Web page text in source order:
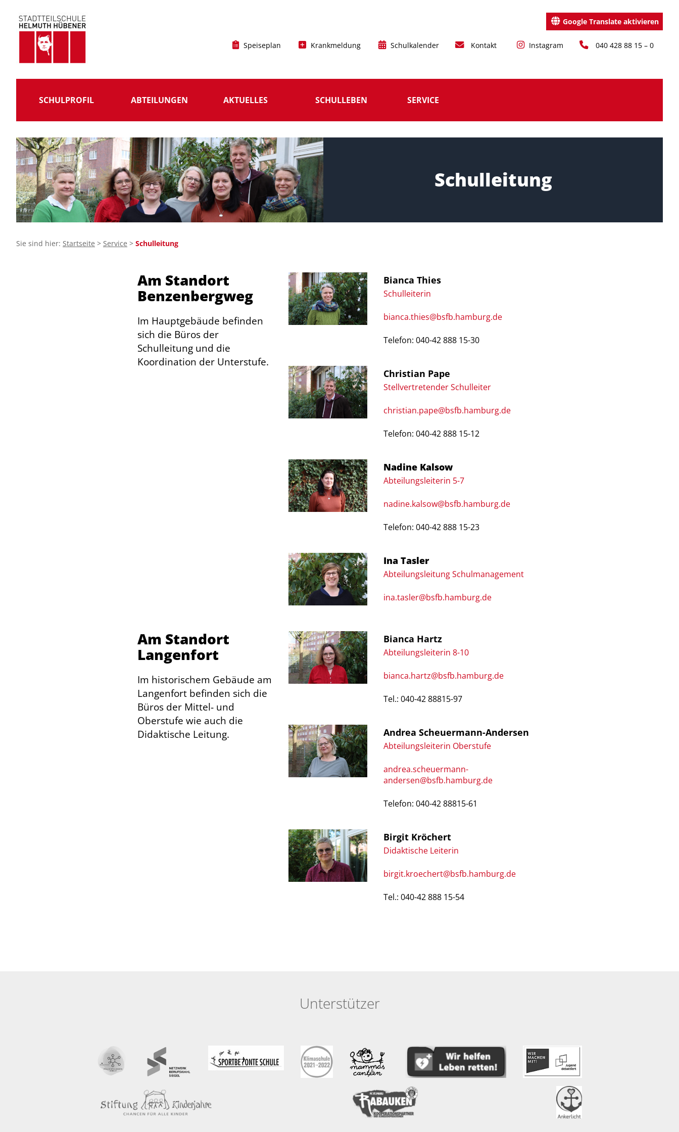
content
Google Translate aktivieren
Speiseplan Krankmeldung Schulkalender Kontakt Instagram 040 428 88 15 – 0
SCHULPROFIL ABTEILUNGEN AKTUELLES SCHULLEBEN SERVICE
Schulleitung
Sie sind hier: Startseite > Service > Schulleitung
Am Standort
Benzenbergweg
Im Hauptgebäude befinden
sich die Büros der
Schulleitung und die
Koordination der Unterstufe.
Bianca Thies
Schulleiterin
bianca.thies@bsfb.hamburg.de
Telefon: 040-42 888 15-30
Christian Pape
Stellvertretender Schulleiter
christian.pape@bsfb.hamburg.de
Telefon: 040-42 888 15-12
Nadine Kalsow
Abteilungsleiterin 5-7
nadine.kalsow@bsfb.hamburg.de
Telefon: 040-42 888 15-23
Ina Tasler
Abteilungsleitung Schulmanagement
ina.tasler@bsfb.hamburg.de
Am Standort
Langenfort
Im historischem Gebäude am
Langenfort befinden sich die
Büros der Mittel- und
Oberstufe wie auch die
Didaktische Leitung.
Bianca Hartz
Abteilungsleiterin 8-10
bianca.hartz@bsfb.hamburg.de
Tel.: 040-42 88815-97
Andrea Scheuermann-Andersen
Abteilungsleiterin Oberstufe
andrea.scheuermann-
andersen@bsfb.hamburg.de
Telefon: 040-42 88815-61
Birgit Kröchert
Didaktische Leiterin
birgit.kroechert@bsfb.hamburg.de
Tel.: 040-42 888 15-54
Unterstützer